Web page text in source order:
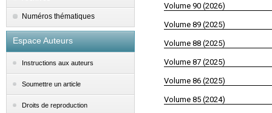
Numéros thématiques
Espace Auteurs
Instructions aux auteurs
Soumettre un article
Droits de reproduction
Volume 90 (2026)
Volume 89 (2025)
Volume 88 (2025)
Volume 87 (2025)
Volume 86 (2025)
Volume 85 (2024)